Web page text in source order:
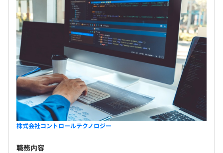
株式会社コントロールテクノロジー
職務内容